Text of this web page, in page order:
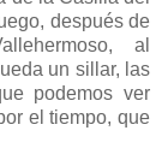
después de
al
un sillar, las
podemos ver
el tiempo, que